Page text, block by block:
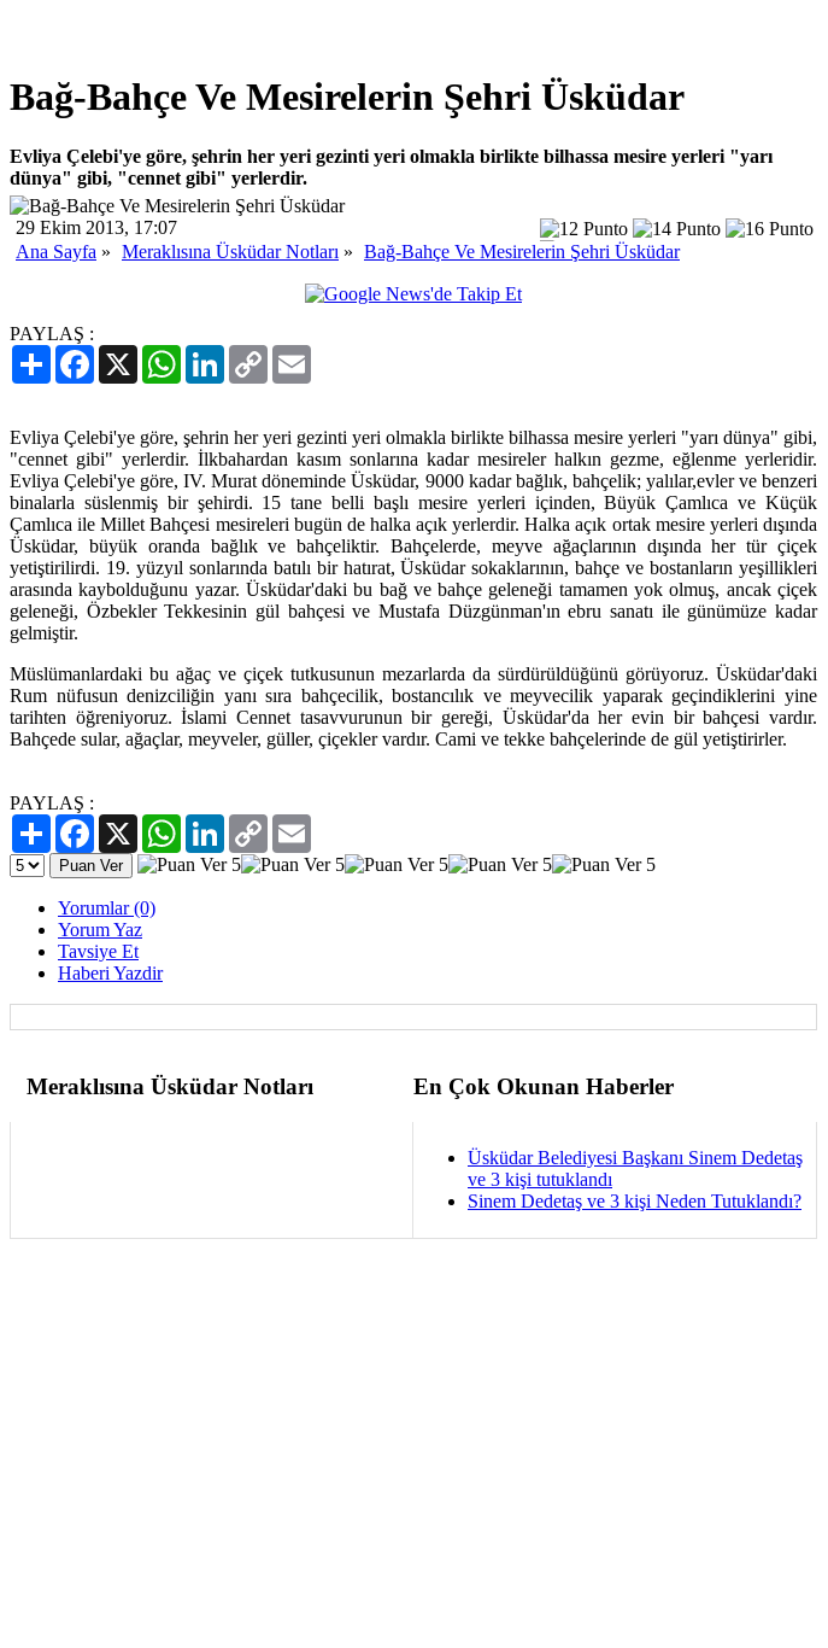
Bağ-Bahçe Ve Mesirelerin Şehri Üsküdar
Evliya Çelebi'ye göre, şehrin her yeri gezinti yeri olmakla birlikte bilhassa mesire yerleri "yarı
dünya" gibi, "cennet gibi" yerlerdir.
29 Ekim 2013, 17:07
Ana Sayfa » Meraklısına Üsküdar Notları » Bağ-Bahçe Ve Mesirelerin Şehri Üsküdar
PAYLAŞ :
PaylaşFacebook
X WhatsAppLinkedIn
Copy
Link
Evliya Çelebi'ye göre, şehrin her yeri gezinti yeri olmakla birlikte bilhassa mesire yerleri "yarı dünya" gibi,
"cennet gibi" yerlerdir. İlkbahardan kasım sonlarına kadar mesireler halkın gezme, eğlenme yerleridir.
Evliya Çelebi'ye göre, IV. Murat döneminde Üsküdar, 9000 kadar bağlık, bahçelik; yalılar,evler ve benzeri
binalarla süslenmiş bir şehirdi. 15 tane belli başlı mesire yerleri içinden, Büyük Çamlıca ve Küçük
Çamlıca ile Millet Bahçesi mesireleri bugün de halka açık yerlerdir. Halka açık ortak mesire yerleri dışında
Üsküdar, büyük oranda bağlık ve bahçeliktir. Bahçelerde, meyve ağaçlarının dışında her tür çiçek
yetiştirilirdi. 19. yüzyıl sonlarında batılı bir hatırat, Üsküdar sokaklarının, bahçe ve bostanların yeşillikleri
arasında kaybolduğunu yazar. Üsküdar'daki bu bağ ve bahçe geleneği tamamen yok olmuş, ancak çiçek
geleneği, Özbekler Tekkesinin gül bahçesi ve Mustafa Düzgünman'ın ebru sanatı ile günümüze kadar
gelmiştir.
Müslümanlardaki bu ağaç ve çiçek tutkusunun mezarlarda da sürdürüldüğünü görüyoruz. Üsküdar'daki
Rum nüfusun denizciliğin yanı sıra bahçecilik, bostancılık ve meyvecilik yaparak geçindiklerini yine
tarihten öğreniyoruz. İslami Cennet tasavvurunun bir gereği, Üsküdar'da her evin bir bahçesi vardır.
Bahçede sular, ağaçlar, meyveler, güller, çiçekler vardır. Cami ve tekke bahçelerinde de gül yetiştirirler.
PAYLAŞ :
PaylaşFacebook
X WhatsAppLinkedIn
Copy
Link
Yorumlar (0)
Yorum Yaz
Tavsiye Et
Haberi Yazdir
Meraklısına Üsküdar Notları En Çok Okunan Haberler
Üsküdar Belediyesi Başkanı Sinem Dedetaş
ve 3 kişi tutuklandı
Sinem Dedetaş ve 3 kişi Neden Tutuklandı?